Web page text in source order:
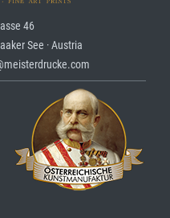
46
See · Austria